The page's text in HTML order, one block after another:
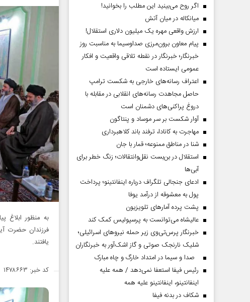
به منظور ابلاغ
فرزندان حضرت
یافتند.
کد خبر: ۱۴۷۸۶۶۳
اگر روح می‌بینید این مطلب را بخوانید!
میانکاله در میان آتش
ارزش واقعی مهره یک میلیون دلاری استقلال!
پیام معاون برون‌مرزی صداوسیما به مناسبت روز
خبرنگار؛ خبرنگار در نقطه تلاقی واقعیت و افکار
عمومی ایستاده است
اعتراف رسانه‌های خارجی به شکست ترامپ
حاصل مجاهدت رسانه‌های انقلابی در مقابله با
دروغ پراکنی‌های دشمنان است
آوار شکست بر سر موساد و پنتاگون
مهاجرت به کانادا، ترفند باند کلاهبرداری
شنا در مناطق ممنوعه؛ قمار با جان
استقلال در بن‌بست نقل‌وانتقالات؛ زنگ خطر برای
آبی‌ها
ادعای جنجالی تلگراف درباره اینفانتینو؛ پرداخت
پول به معشوقه از درآمد یوفا
پشت پرده آمارهای تلویزیون
عالیشاه می‌توانست به پرسپولیس کمک کند
خبرنگار پرس‌تی‌وی زیر حمله نیروهای اسرائیلی؛
شلیک نارنجک صوتی و گاز اشک‌آور به خبرنگاران
صدا و سیما در امتداد خارگ و چاه مبارک
رئیس فیفا استعفا نمی‌دهد / همه علیه
اینفانتینو، اینفانتینو علیه همه
شکاف در بدنه فیفا